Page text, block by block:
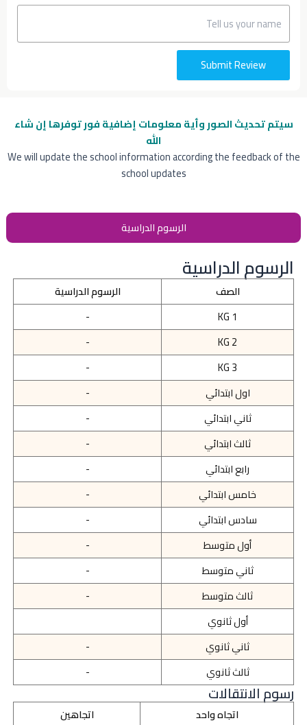
سيتم تحديث الصور وأية معلومات إضافيةفور توفرها إن شاء
الله
We will update the school information according the feedback of the
school updates
الرسوم الدراسية
الرسوم الدراسية
الصف
الرسوم الدراسية
KG 1
-
KG 2
-
KG 3
-
اول ابتدائي
-
ثاني ابتدائي
-
ثالث ابتدائي
-
رابع ابتدائي
-
خامس ابتدائي
-
سادس ابتدائي
-
أول متوسط
-
ثاني متوسط
-
ثالث متوسط
-
أول ثانوي
ثاني ثانوي
-
ثالث ثانوي
-
رسوم الانتقالات
اتجاه واحد
اتجاهين
Submit Review